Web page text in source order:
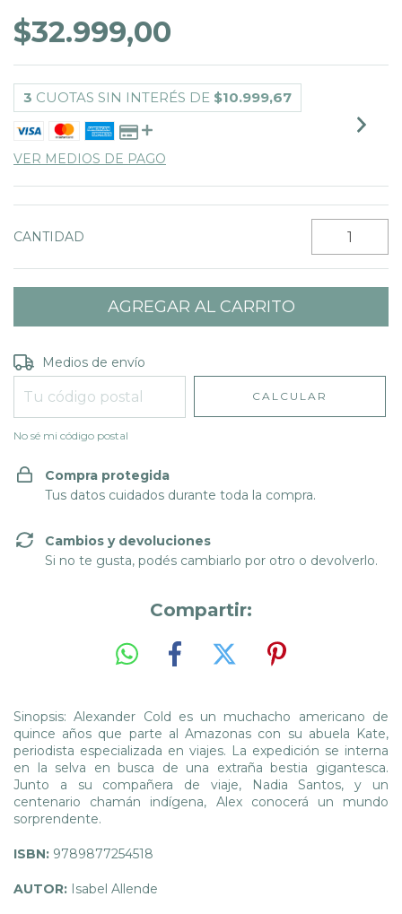
$32.999,00
3 CUOTAS SIN INTERÉS DE $10.999,67
VER MEDIOS DE PAGO
CANTIDAD
Entregas para el CP:
Medios de envío
CALCULAR
No sé mi código postal
Compra protegida
Tus datos cuidados durante toda la compra.
Cambios y devoluciones
Si no te gusta, podés cambiarlo por otro o devolverlo.
Compartir:
Sinopsis: Alexander Cold es un muchacho americano de
quince años que parte al Amazonas con su abuela Kate,
periodista especializada en viajes. La expedición se interna
en la selva en busca de una extraña bestia gigantesca.
Junto a su compañera de viaje, Nadia Santos, y un
centenario chamán indígena, Alex conocerá un mundo
sorprendente.
ISBN: 9789877254518
AUTOR: Isabel Allende